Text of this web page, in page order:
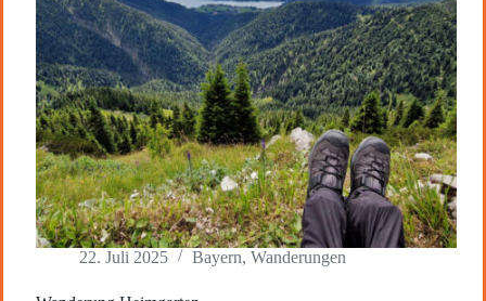
22. Juli 2025 Bayern, Wanderungen